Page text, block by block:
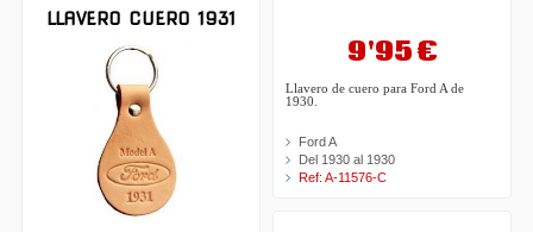
LLAVERO CUERO 1931
9'95 €
Llavero de cuero para Ford A de
1930.
Ford A
Del 1930 al 1930
Ref: A-11576-C